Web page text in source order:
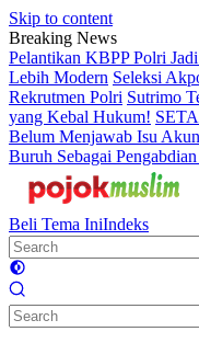
Skip to content
Breaking News
Pelantikan KBPP Polri
Lebih Modern Seleksi
Rekrutmen Polri Sutrimo
yang Kebal Hukum!
Belum Menjawab Isu
Buruh Sebagai
Beli Tema IniIndeks